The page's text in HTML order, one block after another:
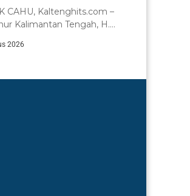
CAHU, Kaltenghits.com –
Kalimantan Tengah, H.
2026